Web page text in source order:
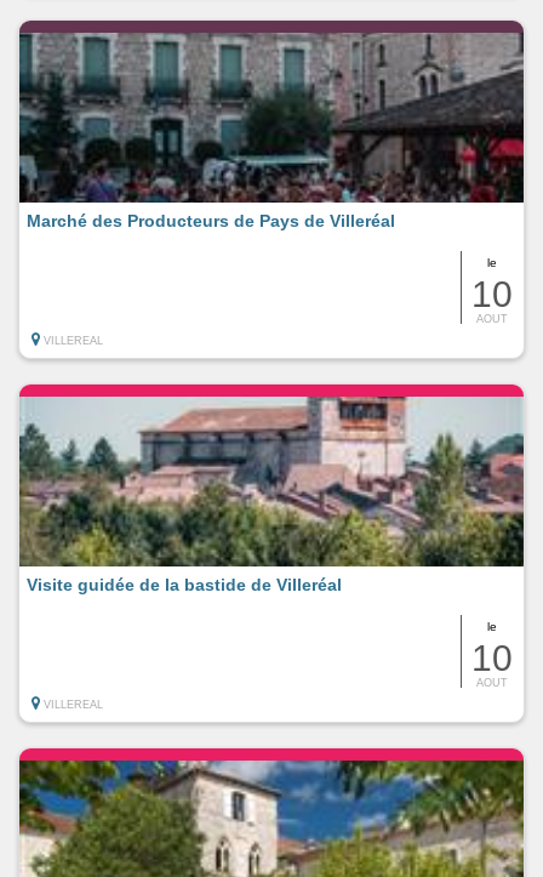
le
10
AOUT
Marché des Producteurs de Pays de Villeréal
VILLEREAL
le
10
AOUT
Visite guidée de la bastide de Villeréal
VILLEREAL